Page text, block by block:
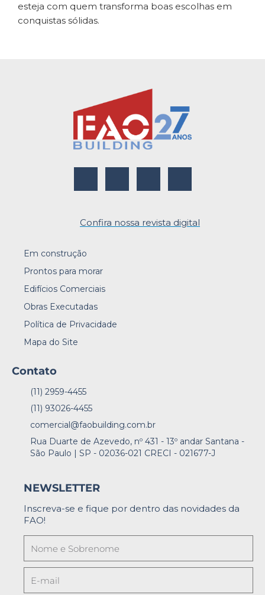
esteja com quem transforma boas escolhas em
conquistas sólidas.
Confira nossa revista digital
Em construção
Prontos para morar
Edifícios Comerciais
Obras Executadas
Política de Privacidade
Mapa do Site
Contato
(11) 2959-4455
(11) 93026-4455
comercial@faobuilding.com.br
Rua Duarte de Azevedo, nº 431 - 13º andar Santana -
São Paulo | SP - 02036-021 CRECI - 021677-J
NEWSLETTER
Inscreva-se e fique por dentro das novidades da
FAO!